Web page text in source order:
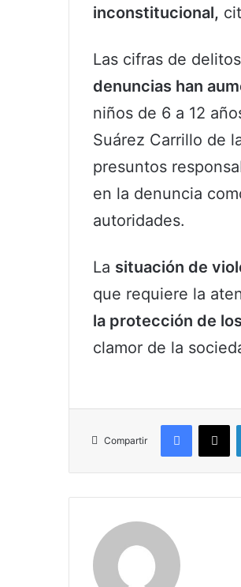
inconstitucional,
Las cifras de
denuncias han
niños de 6 a 12
Suárez Carrillo de
presuntos
en la denuncia
autoridades.
La situación de
que requiere la
la protección de
clamor de la
Compartir
Facebook
X